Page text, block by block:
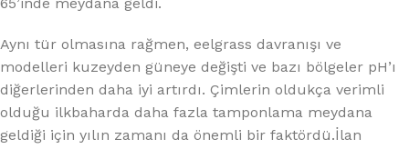
Aynı tür olmasına rağmen, eelgrass davranışı ve
modelleri kuzeyden güneye değişti ve bazı bölgeler pH’ı
diğerlerinden daha iyi artırdı. Çimlerin oldukça verimli
olduğu ilkbaharda daha fazla tamponlama meydana
geldiği için yılın zamanı da önemli bir faktördü.İlan